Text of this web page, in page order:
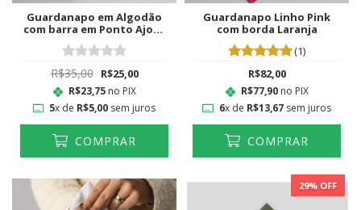
Guardanapo em Algodão
com barra em Ponto Ajour
Laranja
R$35,00 R$25,00
R$23,75no PIX
5x de R$5,00 sem juros
COMPRAR
Guardanapo Linho Pink
com borda Laranja
(1)
R$82,00
R$77,90no PIX
6x de R$13,67sem juros
COMPRAR
29% OFF